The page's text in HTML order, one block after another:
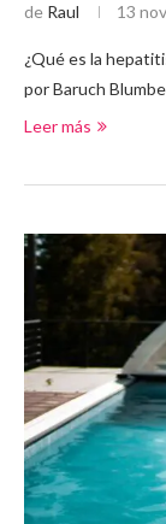
de Raul 13
¿Qué es la
por Baruch
Leer más